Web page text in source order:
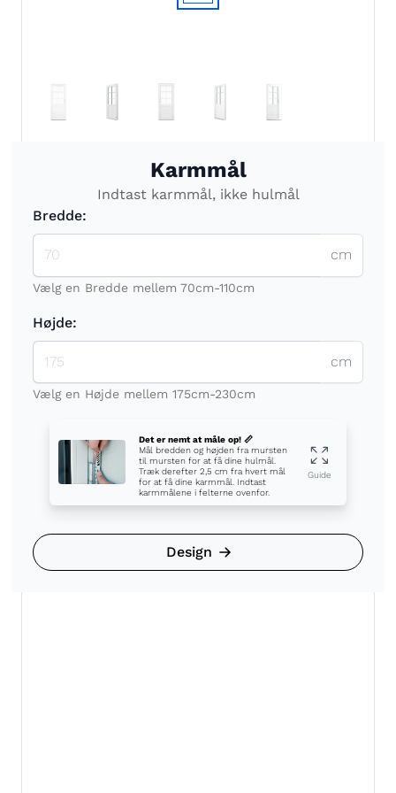
Karmmål
Indtast karmmål, ikke hulmål
Bredde:
cm
Vælg en Bredde mellem 70cm-110cm
Højde:
cm
Vælg en Højde mellem 175cm-230cm
Det er nemt at måle op! 📏
Mål bredden og højden fra mursten
til mursten for at få dine hulmål.
Træk derefter 2,5 cm fra hvert mål
for at få dine karmmål. Indtast
karmmålene i felterne ovenfor.
Guide
Design